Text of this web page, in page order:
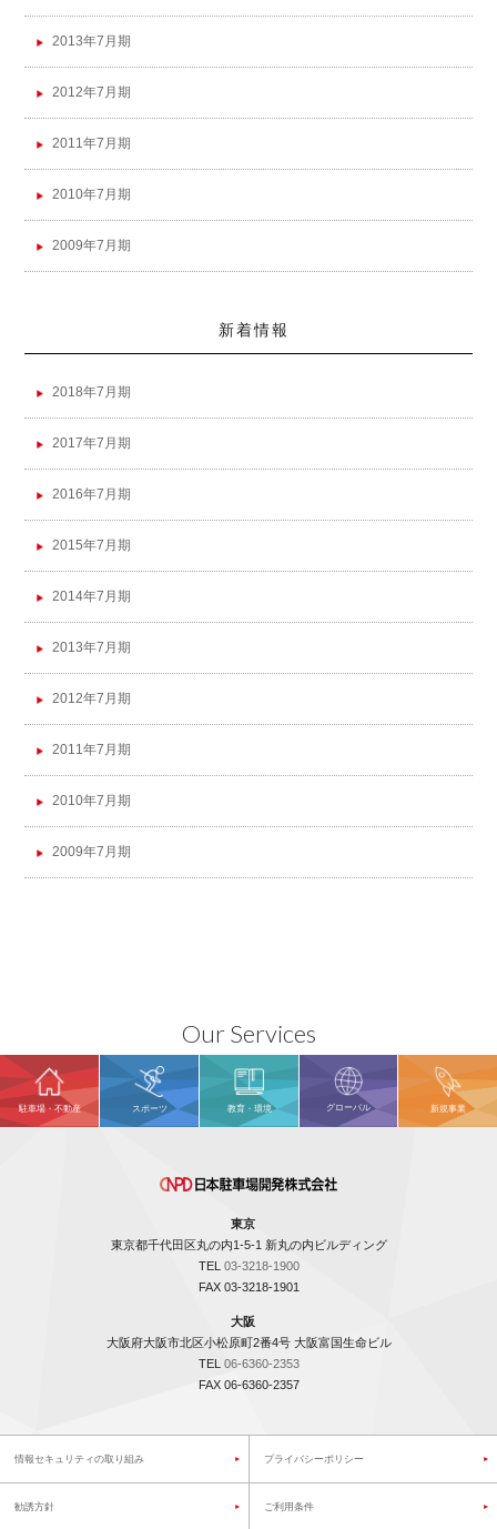
2013年7月期
2012年7月期
2011年7月期
2010年7月期
2009年7月期
新着情報
2018年7月期
2017年7月期
2016年7月期
2015年7月期
2014年7月期
2013年7月期
2012年7月期
2011年7月期
2010年7月期
2009年7月期
Our Services
駐車場・不動産 スポーツ 教育・環境 グローバル 新規事業
東京
東京都千代田区丸の内1-5-1 新丸の内ビルディング
TEL 03-3218-1900
FAX 03-3218-1901
大阪
大阪府大阪市北区小松原町2番4号 大阪富国生命ビル
TEL 06-6360-2353
FAX 06-6360-2357
情報セキュリティの取り組み プライバシーポリシー
勧誘方針 ご利用条件